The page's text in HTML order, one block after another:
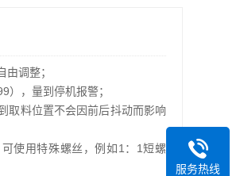
调整；
），量到停机报警；
取料位置不会因前后抖动而影响
使用特殊螺丝，例如1：1短螺
服务热线